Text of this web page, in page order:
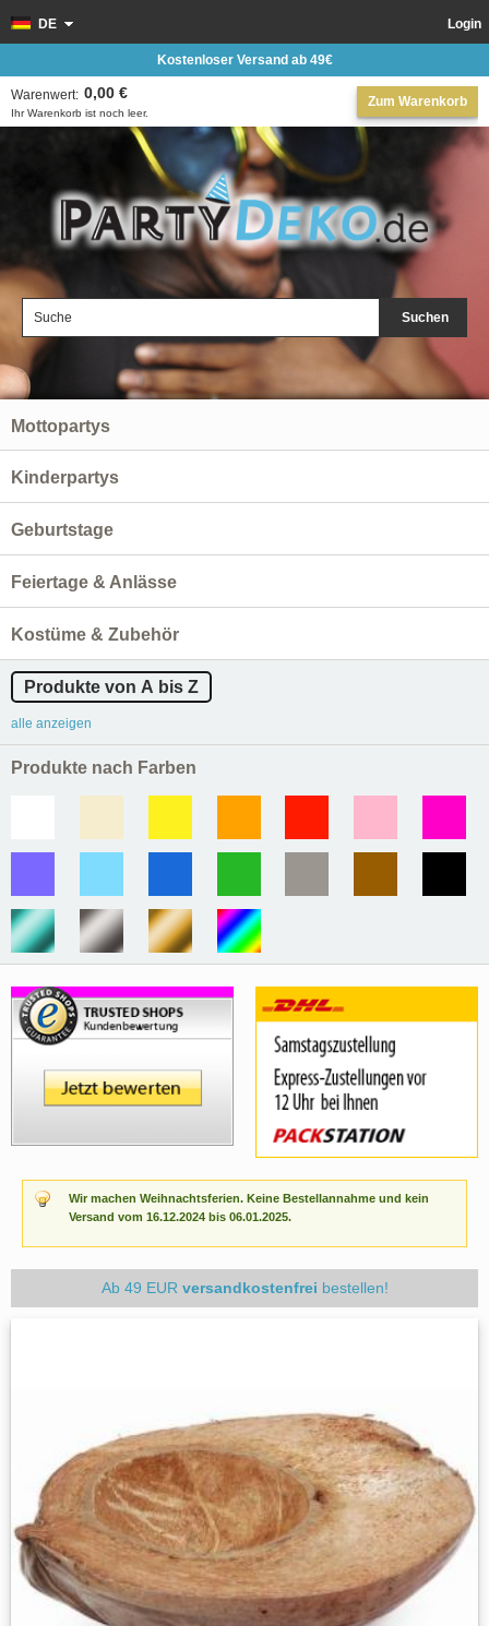
Suchen
Login
DE
Zum Warenkorb
Ihr Warenkorb ist noch leer.
Warenwert: 0,00 €
Kostenloser Versand ab 49€
Wir machen Weihnachtsferien. Keine Bestellannahme und kein
Versand vom 16.12.2024 bis 06.01.2025.
Ab 49 EUR versandkostenfrei bestellen!
Mottopartys
Kinderpartys
Geburtstage
Feiertage & Anlässe
Kostüme & Zubehör
Produkte von A bis Z
alle anzeigen
Produkte nach Farben